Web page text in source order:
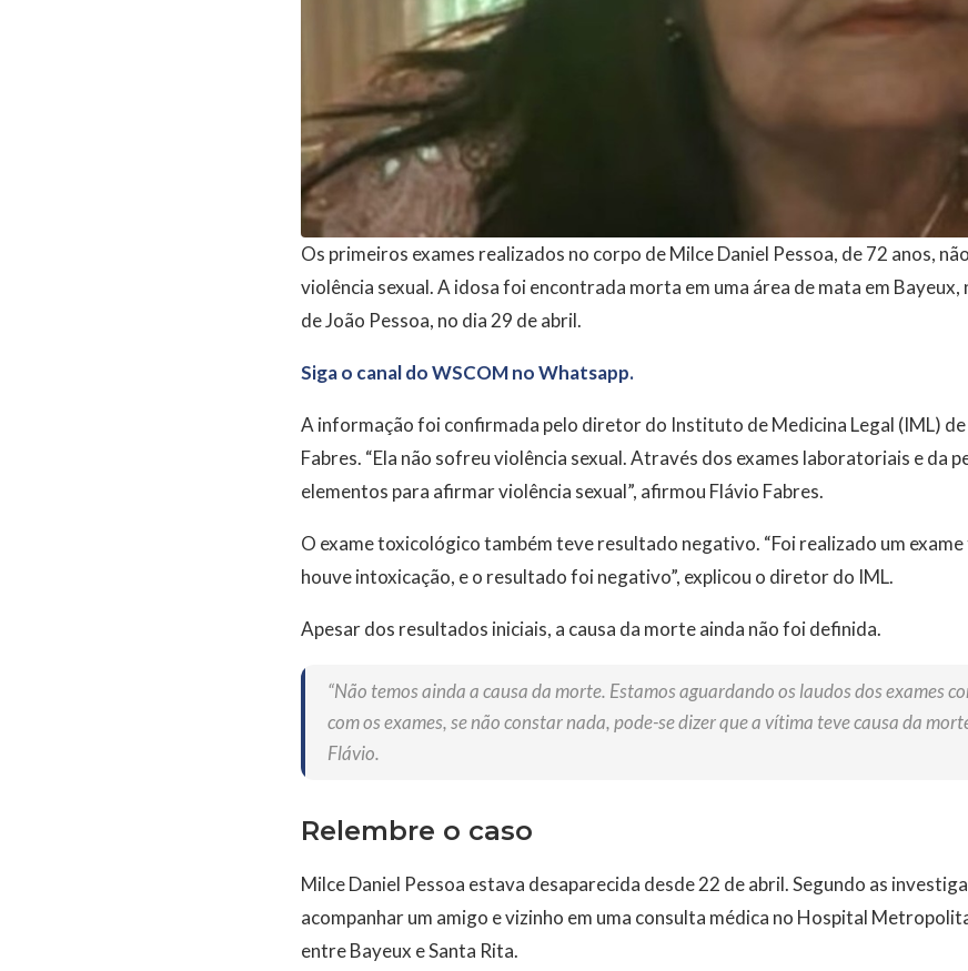
Os primeiros exames realizados no corpo de Milce Daniel Pessoa, de 72 anos,
violência sexual. A idosa foi encontrada morta em uma área de mata em
de João Pessoa, no dia 29 de abril.
Siga o canal do WSCOM no Whatsapp.
A informação foi confirmada pelo diretor do Instituto de Medicina Legal (IML) de
Fabres. “Ela não sofreu violência sexual. Através dos exames laboratoriais e da
elementos para afirmar violência sexual”, afirmou Flávio Fabres.
O exame toxicológico também teve resultado negativo. “Foi realizado um
houve intoxicação, e o resultado foi negativo”, explicou o diretor do IML.
Apesar dos resultados iniciais, a causa da morte ainda não foi definida.
“Não temos ainda a causa da morte. Estamos aguardando os laudos dos exames
com os exames, se não constar nada, pode-se dizer que a vítima teve causa da
Flávio.
Relembre o caso
Milce Daniel Pessoa estava desaparecida desde 22 de abril. Segundo as
acompanhar um amigo e vizinho em uma consulta médica no Hospital
entre Bayeux e Santa Rita.